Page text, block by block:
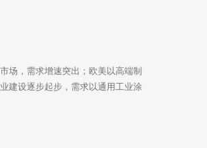
场，需求增速突出；欧美以高端制
建设逐步起步，需求以通用工业涂